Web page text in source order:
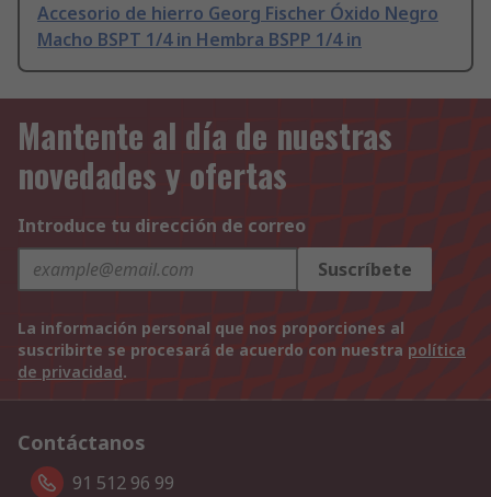
Accesorio de hierro Georg Fischer Óxido Negro
Macho BSPT 1/4 in Hembra BSPP 1/4 in
Mantente al día de nuestras
novedades y ofertas
Introduce tu dirección de correo
Suscríbete
La información personal que nos proporciones al
suscribirte se procesará de acuerdo con nuestra política
de privacidad.
Contáctanos
91 512 96 99